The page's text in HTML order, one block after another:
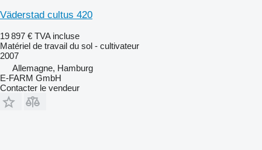
Väderstad cultus 420
19 897 € TVA incluse
Matériel de travail du sol - cultivateur
2007
Allemagne, Hamburg
E-FARM GmbH
Contacter le vendeur